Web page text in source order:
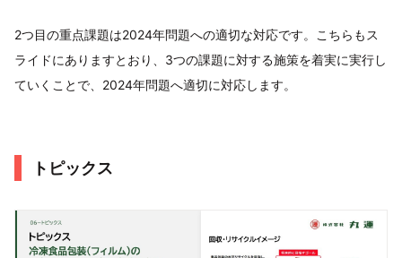
2つ目の重点課題は2024年問題への適切な対応です。こちらもス
ライドにありますとおり、3つの課題に対する施策を着実に実行し
ていくことで、2024年問題へ適切に対応します。
トピックス